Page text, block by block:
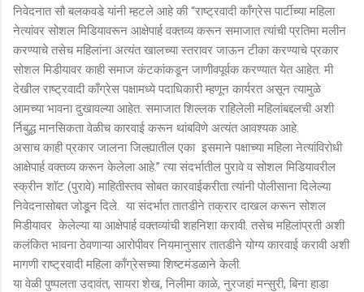
निवेदनात सौ बलकवडे यांनी म्हटले आहे की “राष्ट्रवादी काँग्रेस पार्टीच्या महिला
नेत्यांवर सोशल मिडियावरून आक्षेपार्ह वक्तव्य करून समाजात त्यांची प्रतिमा मलीन
करण्याचे तसेच महिलांना अत्यंत खालच्या स्तरावर जाऊन टीका करण्याचे प्रकार
सोशल मिडीयावर काही समाज कंटकांकडून जाणीवपूर्वक करण्यात येत आहेत. मी
देखील राष्ट्रवादी काँग्रेस पक्षामध्ये पदाधिकारी म्हणून कार्यरत असून त्यामुळे
आमच्या भावना दुखावल्या आहेत. समाजात शिल्लक राहिलेली महिलांबद्दलची अशी
र्निबुद्ध मानसिकता वेळीच कारवाई करून थांबविणे अत्यंत आवश्यक आहे.
असाच काही प्रकार जालना जिल्ह्यातील एका इसमाने पक्षाच्या महिला नेत्यांविरोधी
आक्षेपार्ह वक्तव्य करून केलेला आहे.” त्या संदर्भातील पुरावे व सोशल मिडियावरील
स्क्रीन शॉट (पुरावे) माहितीस्तव सोबत कारवाईकरीता त्यांनी पोलीसाना दिलेल्या
निवेदनासोबत जोडून दिले. या संदर्भात तातडीने तक्रार दाखल करून सोशल
मिडीयावर केलेल्या या आक्षेपार्ह वक्तव्यांची शहनिशा करावी. तसेच महिलांप्रती अशी
कलंकित भावना ठेवणाऱ्या आरोपीवर नियमानुसार तातडीने योग्य कारवाई करावी अशी
मागणी राष्ट्रवादी महिला काँग्रेसच्या शिष्टमंडळाने केली.
या वेळी पुष्पलता उदावंत, सायरा शेख, निलीमा काळे, नुरजहां मन्सुरी, बिना हाडा